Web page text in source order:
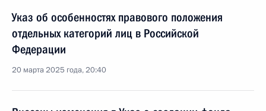
Указ об особенностях правового положения
отдельных категорий лиц в Российской
Федерации
20 марта 2025 года, 20:40